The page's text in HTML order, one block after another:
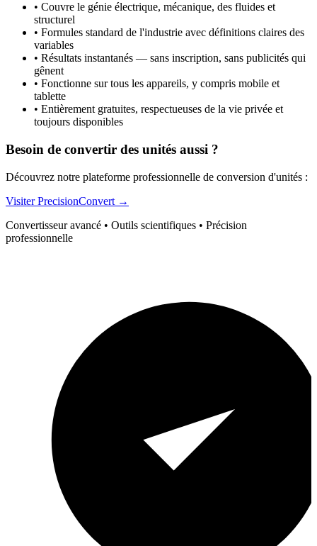
• Couvre le génie électrique, mécanique, des fluides et
structurel
• Formules standard de l'industrie avec définitions claires des
variables
• Résultats instantanés — sans inscription, sans publicités qui
gênent
• Fonctionne sur tous les appareils, y compris mobile et
tablette
• Entièrement gratuites, respectueuses de la vie privée et
toujours disponibles
Besoin de convertir des unités aussi ?
Découvrez notre plateforme professionnelle de conversion d'unités :
Visiter PrecisionConvert →
Convertisseur avancé • Outils scientifiques • Précision
professionnelle